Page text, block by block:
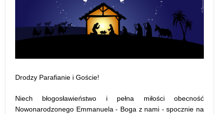
Drodzy Parafianie i Goście!
Niech błogosławieństwo i pełna miłości obecność
Nowonarodzonego Emmanuela - Boga z nami - spocznie na